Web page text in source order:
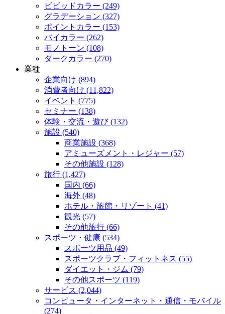
ビビッドカラー (249)
グラデーション (327)
ポイントカラー (153)
バイカラー (262)
モノトーン (108)
ダークカラー (270)
業種
企業向け (894)
消費者向け (11,822)
イベント (775)
セミナー (138)
体験・交流・遊び (132)
施設 (540)
商業施設 (368)
アミューズメント・レジャー (57)
その他施設 (128)
旅行 (1,427)
国内 (66)
海外 (48)
ホテル・旅館・リゾート (41)
観光 (57)
その他旅行 (66)
スポーツ・健康 (534)
スポーツ用品 (49)
スポーツクラブ・フィットネス (55)
ダイエット・ジム (79)
その他スポーツ (119)
サービス (2,044)
コンピュータ・インターネット・通信・モバイル
(274)